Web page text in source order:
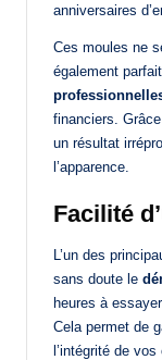
anniversaires
Ces moules ne
également
financiers.
un résultat
l’apparence.
Facilité
L’un des
sans doute le
heures à
Cela permet de
l’intégrité de vos